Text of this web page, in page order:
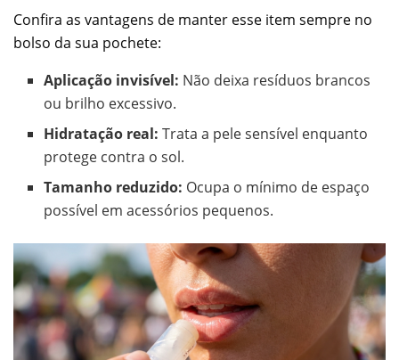
Confira as vantagens de manter esse item sempre no
bolso da sua pochete:
Aplicação invisível: Não deixa resíduos brancos
ou brilho excessivo.
Hidratação real: Trata a pele sensível enquanto
protege contra o sol.
Tamanho reduzido: Ocupa o mínimo de espaço
possível em acessórios pequenos.